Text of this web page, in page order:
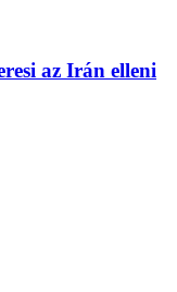
az Irán elleni